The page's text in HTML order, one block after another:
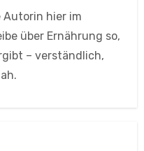
Autorin hier im
über Ernährung so,
– verständlich,